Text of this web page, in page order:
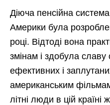
Діюча пенсійна
Америки була
році. Відтоді вона
змінам і здобула славу
ефективних і
американським
літні люди в цій